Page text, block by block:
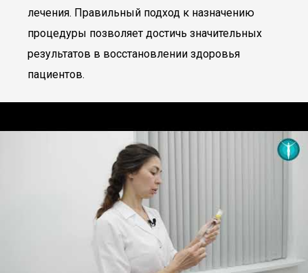
лечения. Правильный подход к назначению
процедуры позволяет достичь значительных
результатов в восстановлении здоровья
пациентов.